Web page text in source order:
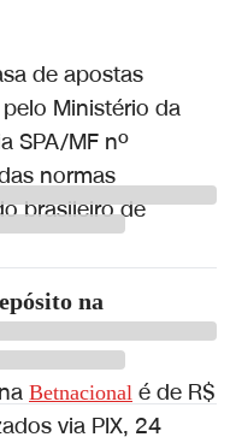
de apostas
Ministério da
SPA/MF nº
normas
brasileiro de
na
Betnacional é de R$
via PIX, 24